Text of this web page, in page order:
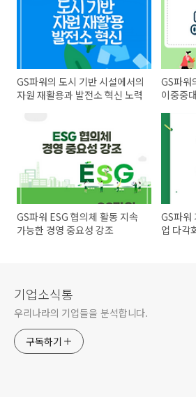
GS파워의 도시 기반 시설에서의
자원 재활용과 발전소 혁신 노력
GS파워
이중중
GS파워 ESG 협의체 활동 지속
가능한 경영 중요성 강조
GS파워
업 다각
기업소식통
우리나라의 기업들을 분석합니다.
구독하기